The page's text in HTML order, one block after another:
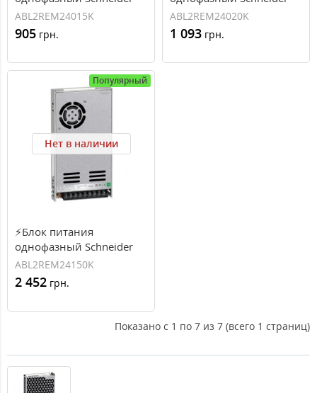
Electric, 24В DC, 35Вт,
1.5A (ABL2REM24015K)
ABL2REM24015K
905 грн.
Electric, 24В DC, 50Вт,
2.2A (ABL2REM24020K)
ABL2REM24020K
1 093 грн.
Популярный
Нет в наличии
⚡Блок питания
однофазный Schneider
Electric, 24В DC, 350Вт,
14.6А (ABL2REM24150K)
ABL2REM24150K
2 452 грн.
Показано с 1 по 7 из 7 (всего 1 страниц)